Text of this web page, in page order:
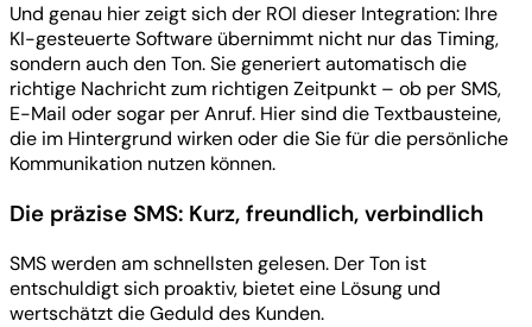
Und genau hier zeigt sich der ROI dieser Integration: Ihre
KI-gesteuerte Software übernimmt nicht nur das Timing,
sondern auch den Ton. Sie generiert automatisch die
richtige Nachricht zum richtigen Zeitpunkt – ob per SMS,
E-Mail oder sogar per Anruf. Hier sind die Textbausteine,
die im Hintergrund wirken oder die Sie für die persönliche
Kommunikation nutzen können.
Die präzise SMS: Kurz, freundlich, verbindlich
SMS werden am schnellsten gelesen. Der Ton ist
entschuldigt sich proaktiv, bietet eine Lösung und
wertschätzt die Geduld des Kunden.